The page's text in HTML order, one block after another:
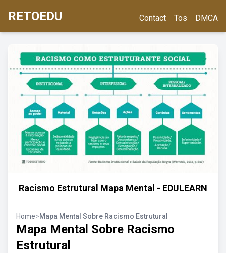
RETOEDU Contact Tos DMCA
Racismo Estrutural Mapa Mental - EDULEARN
Home>Mapa Mental Sobre Racismo Estrutural
Mapa Mental Sobre Racismo
Estrutural